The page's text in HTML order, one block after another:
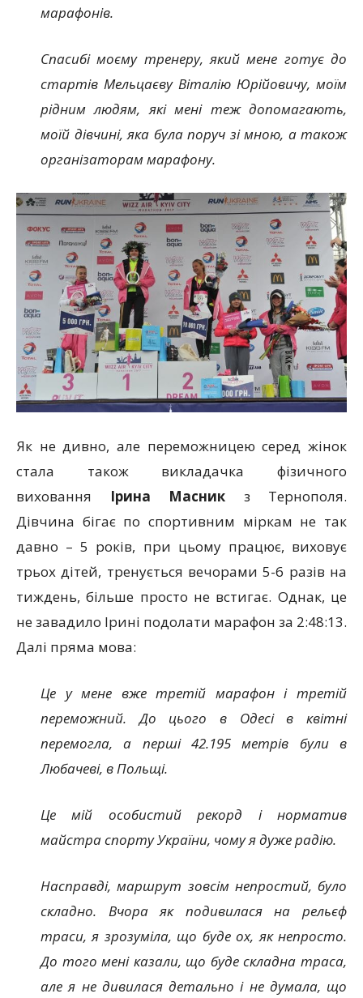
марафонів.
Спасибі моєму тренеру, який мене готує до
стартів Мельцаєву Віталію Юрійовичу, моїм
рідним людям, які мені теж допомагають,
моїй дівчині, яка була поруч зі мною, а також
організаторам марафону.
Як не дивно, але переможницею серед жінок
стала також викладачка фізичного
виховання
Ірина Масник з Тернополя.
Дівчина бігає по спортивним міркам не так
давно – 5 років, при цьому працює, виховує
трьох дітей, тренується вечорами 5-6 разів на
тиждень, більше просто не встигає. Однак, це
не завадило Ірині подолати марафон за 2:48:13.
Далі пряма мова:
Це у мене вже третій марафон і третій
переможний. До цього в Одесі в квітні
перемогла, а перші 42.195 метрів були в
Любачеві, в Польщі.
Це мій особистий рекорд і норматив
майстра спорту України, чому я дуже радію.
Насправді, маршрут зовсім непростий, було
складно. Вчора як подивилася на рельєф
траси, я зрозуміла, що буде ох, як непросто.
До того мені казали, що буде складна траса,
але я не дивилася детально і не думала, що